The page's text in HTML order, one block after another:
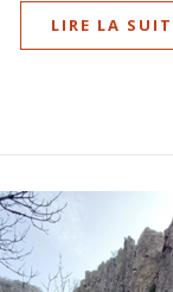
LIRE LA